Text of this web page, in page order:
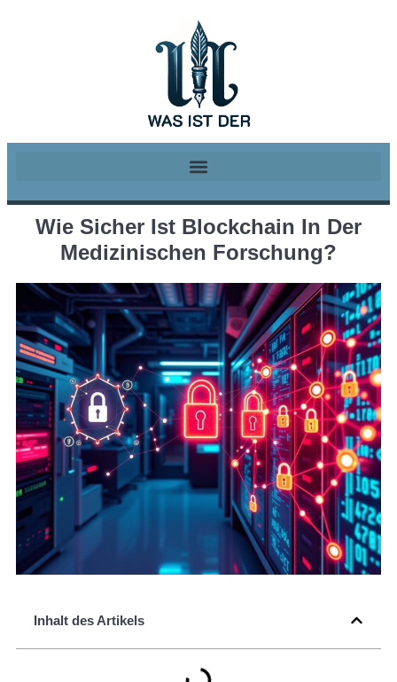
Wie Sicher Ist Blockchain In Der
Medizinischen Forschung?
Inhalt des Artikels